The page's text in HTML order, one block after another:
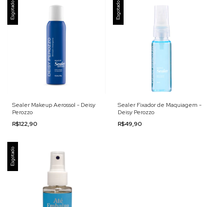
Esgotado
Sealer Makeup Aerossol - Deisy
Perozzo
R$122,90
Esgotado
Sealer Fixador de Maquiagem -
Deisy Perozzo
R$49,90
Esgotado